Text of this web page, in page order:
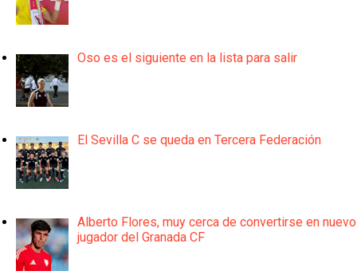
Oso es el siguiente en la lista para salir
El Sevilla C se queda en Tercera Federación
Alberto Flores, muy cerca de convertirse en nuevo
jugador del Granada CF